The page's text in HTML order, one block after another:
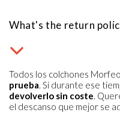
What's the return
Todos los colchones
prueba. Si durante ese
devolverlo sin coste.
el descanso que mejor se